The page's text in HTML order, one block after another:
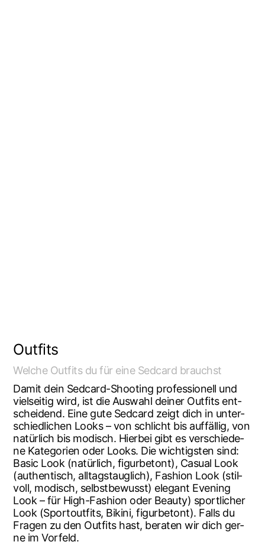
Out­fits
Wel­che Out­fits du für eine Sedcard brauchst
Damit dein Sedcard-Shoo­ting pro­fes­sio­nell und
viel­sei­tig wird, ist die Aus­wahl dei­ner Out­fits ent­
schei­dend. Eine gute Sedcard zeigt dich in unter­
schied­li­chen Looks – von schlicht bis auf­fäl­lig, von
natür­lich bis modisch. Hier­bei gibt es ver­schie­de­
ne Kate­go­rien oder Looks. Die wich­tigs­ten sind:
Basic Look (natür­lich, figur­be­tont), Casu­al Look
(authen­tisch, all­tags­taug­lich), Fashion Look (stil­
voll, modisch, selbst­be­wusst) ele­gant Evening
Look – für High-Fashion oder Beau­ty) sport­li­cher
Look (Spor­t­out­fits, Biki­ni, figur­be­tont). Falls du
Fra­gen zu den Out­fits hast, bera­ten wir dich ger­
ne im Vorfeld.